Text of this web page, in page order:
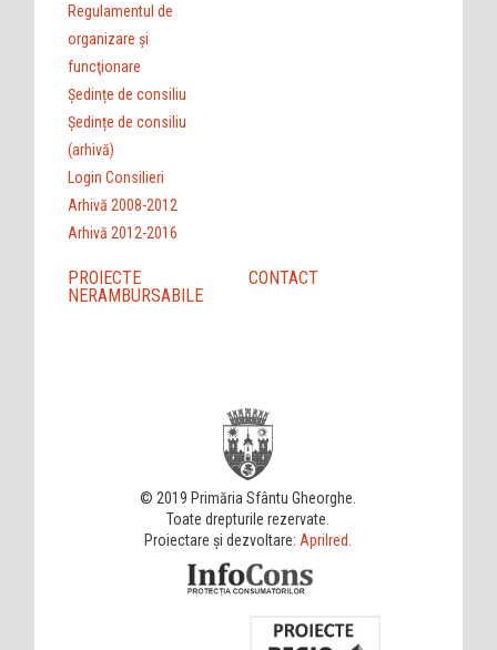
Regulamentul de
organizare şi
funcţionare
Ședințe de consiliu
Ședințe de consiliu
(arhivă)
Login Consilieri
Arhivă 2008-2012
Arhivă 2012-2016
PROIECTE
NERAMBURSABILE
CONTACT
© 2019 Primăria Sfântu Gheorghe.
Toate drepturile rezervate.
Proiectare și dezvoltare: Aprilred